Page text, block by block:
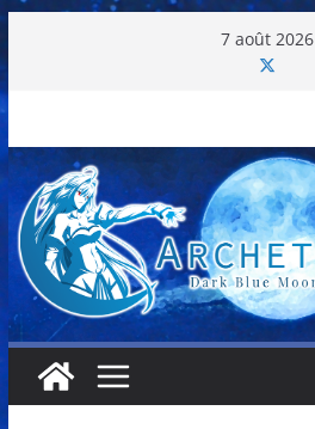
au
contenu
7 août 2026